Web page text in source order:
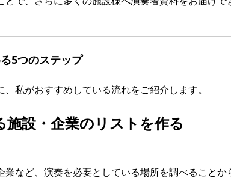
5つのステップ
私がおすすめしている流れをご紹介します。
設・企業のリストを作る
など、演奏を必要としている場所を調べることか